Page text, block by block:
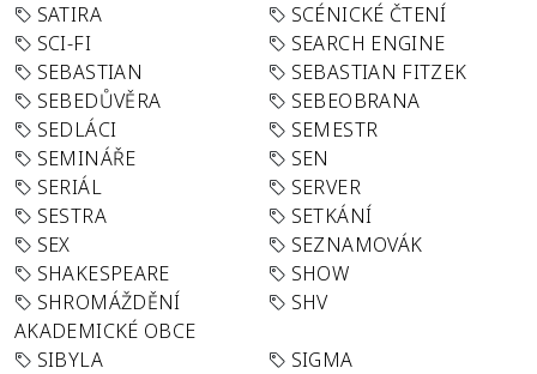
SATIRA
SCÉNICKÉ ČTENÍ
SCI-FI
SEARCH ENGINE
SEBASTIAN
SEBASTIAN FITZEK
SEBEDŮVĚRA
SEBEOBRANA
SEDLÁCI
SEMESTR
SEMINÁŘE
SEN
SERIÁL
SERVER
SESTRA
SETKÁNÍ
SEX
SEZNAMOVÁK
SHAKESPEARE
SHOW
SHROMÁŽDĚNÍ
AKADEMICKÉ OBCE
SHV
SIBYLA
SIGMA